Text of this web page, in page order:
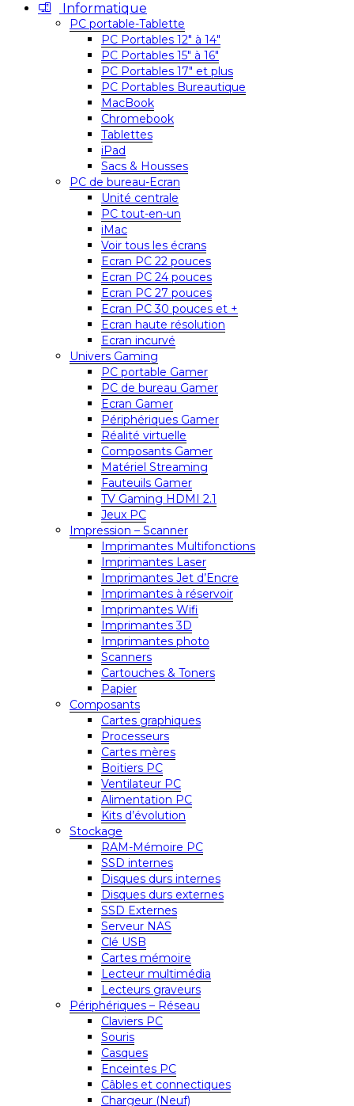
Informatique
PC portable-Tablette
PC Portables 12″ à 14″
PC Portables 15″ à 16″
PC Portables 17″ et plus
PC Portables Bureautique
MacBook
Chromebook
Tablettes
iPad
Sacs & Housses
PC de bureau-Ecran
Unité centrale
PC tout-en-un
iMac
Voir tous les écrans
Ecran PC 22 pouces
Ecran PC 24 pouces
Ecran PC 27 pouces
Ecran PC 30 pouces et +
Ecran haute résolution
Ecran incurvé
Univers Gaming
PC portable Gamer
PC de bureau Gamer
Ecran Gamer
Périphériques Gamer
Réalité virtuelle
Composants Gamer
Matériel Streaming
Fauteuils Gamer
TV Gaming HDMI 2.1
Jeux PC
Impression – Scanner
Imprimantes Multifonctions
Imprimantes Laser
Imprimantes Jet d’Encre
Imprimantes à réservoir
Imprimantes Wifi
Imprimantes 3D
Imprimantes photo
Scanners
Cartouches & Toners
Papier
Composants
Cartes graphiques
Processeurs
Cartes mères
Boitiers PC
Ventilateur PC
Alimentation PC
Kits d’évolution
Stockage
RAM-Mémoire PC
SSD internes
Disques durs internes
Disques durs externes
SSD Externes
Serveur NAS
Clé USB
Cartes mémoire
Lecteur multimédia
Lecteurs graveurs
Périphériques – Réseau
Claviers PC
Souris
Casques
Enceintes PC
Câbles et connectiques
Chargeur (Neuf)